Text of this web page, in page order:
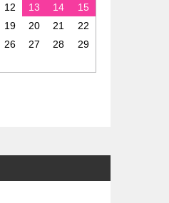
12 13 14
15
19 20 21
22
26 27 28
29